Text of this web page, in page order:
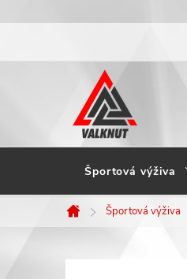
Športová výživa
Domov
Športová výživa